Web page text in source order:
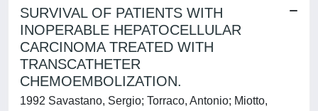
SURVIVAL OF PATIENTS WITH
INOPERABLE HEPATOCELLULAR
CARCINOMA TREATED WITH
TRANSCATHETER
CHEMOEMBOLIZATION.
1992 Savastano, Sergio; Torraco, Antonio; Miotto,